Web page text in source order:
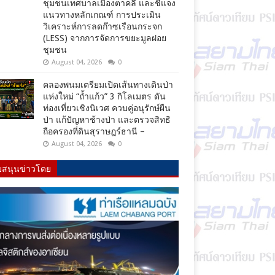
ชุมชนเทศบาลเมืองตาคลี และชี้แจง
แนวทางหลักเกณฑ์ การประเมิน
วิเคราะห์การลดก๊าซเรือนกระจก
(LESS) จากการจัดการขยะมูลฝอย
ชุมชน
August 04, 2026 0
คลองพนมเตรียมเปิดเส้นทางเดินป่า
แห่งใหม่ “ถ้ำแก้ว” 3 กิโลเมตร ดัน
ท่องเที่ยวเชิงนิเวศ ควบคู่อนุรักษ์ผืน
ป่า แก้ปัญหาช้างป่า และตรวจสิทธิ
ถือครองที่ดินสุราษฎร์ธานี –
August 04, 2026 0
นุนข่าวโดย